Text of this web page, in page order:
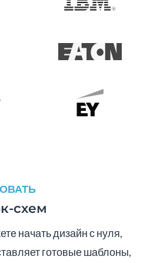
схем
начать дизайн с нуля,
готовые шаблоны,